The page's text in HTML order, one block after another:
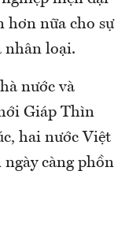
hơn nữa cho sự
nhân loại.
nước và
Giáp Thìn
hai nước Việt
càng phồn